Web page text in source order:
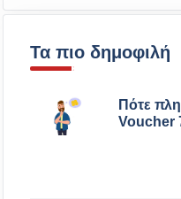
Τα πιο δημοφιλή
Πότε
Voucher